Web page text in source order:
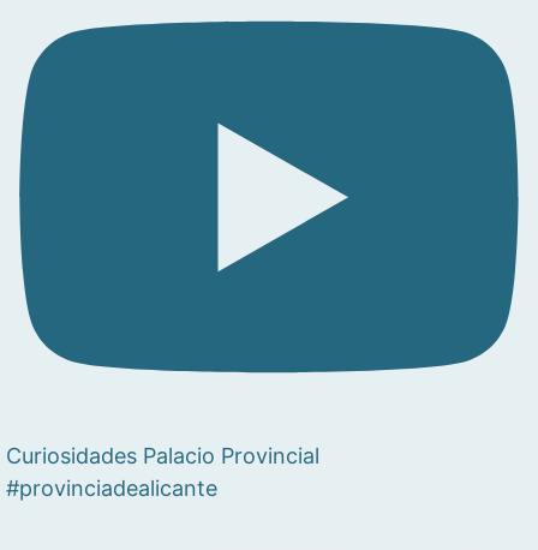
Curiosidades Palacio Provincial
#provinciadealicante